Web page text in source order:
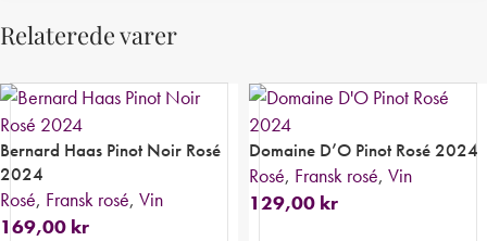
Relaterede varer
Bernard Haas Pinot Noir Rosé
2024
Rosé, Fransk rosé, Vin
169,00 kr
Domaine D’O Pinot Rosé 2024
Rosé, Fransk rosé, Vin
129,00 kr